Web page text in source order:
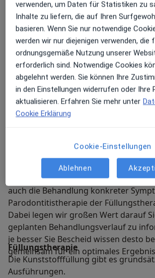
Kieferorthopädie für Erwachsene
Zahnkorrektur geht auch bei
hohe Alter. Die unsichtbare
Herausnehmen lässt sich wunderbar
Privatleben vereinbaren. Hergestellt
Deutschland.
Hier können Sie sich einen Überblick
Behandlungen verschaffen die Ihnen
Zahnarztpraxis Stephan Hardt in
Dazu gehören sowohl vorbeugende
auch die Behandlung konkreter
Parodontitistherapie der
Dabei legen wir großen Wert darauf
geplanten Behandlungsverlauf zu
je besser Sie Bescheid wissen desto
gemeinsam für ein optimales
Füllungstherapie
Die Kunststofffüllung gibt es
Ausführungen.
verwenden, um Daten für Statistiken zu
Inhalte zu liefern, die auf Ihren
basieren. Wenn Sie nur notwendige
werden wir nur diejenigen verwenden, die
ordnungsgemäße Nutzung unserer
erforderlich sind. Notwendige Cookies
abgelehnt werden. Sie können Ihre
in den Einstellungen widerrufen oder Ihre
aktualisieren. Erfahren Sie mehr unter
Cookie Erklärung
Cookie-Einstellungen
Ablehnen